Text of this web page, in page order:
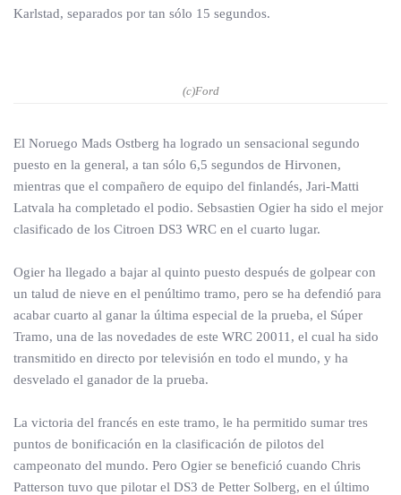
Karlstad, separados por tan sólo 15 segundos.
(c)Ford
El Noruego Mads Ostberg ha logrado un sensacional segundo
puesto en la general, a tan sólo 6,5 segundos de Hirvonen,
mientras que el compañero de equipo del finlandés, Jari-Matti
Latvala ha completado el podio. Sebsastien Ogier ha sido el mejor
clasificado de los Citroen DS3 WRC en el cuarto lugar.
Ogier ha llegado a bajar al quinto puesto después de golpear con
un talud de nieve en el penúltimo tramo, pero se ha defendió para
acabar cuarto al ganar la última especial de la prueba, el Súper
Tramo, una de las novedades de este WRC 20011, el cual ha sido
transmitido en directo por televisión en todo el mundo, y ha
desvelado el ganador de la prueba.
La victoria del francés en este tramo, le ha permitido sumar tres
puntos de bonificación en la clasificación de pilotos del
campeonato del mundo. Pero Ogier se benefició cuando Chris
Patterson tuvo que pilotar el DS3 de Petter Solberg, en el último